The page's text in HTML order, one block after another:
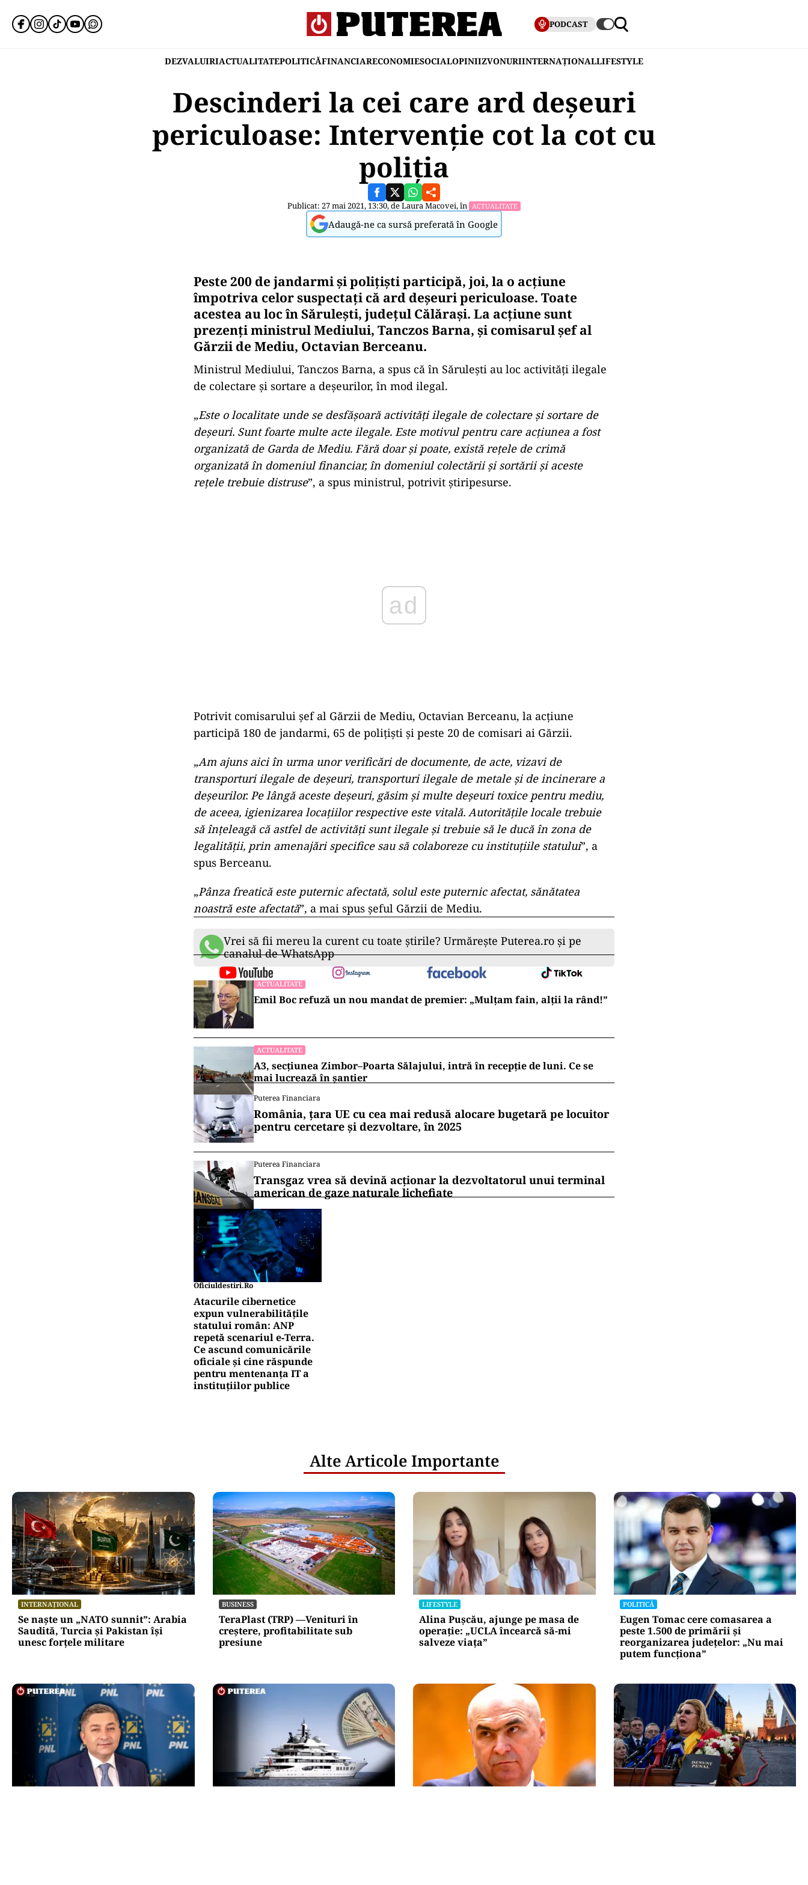
PODCAST
DEZVALUIRIACTUALITATEPOLITICĂFINANCIARECONOMIESOCIALOPINIIZVONURIINTERNAȚIONALLIFESTYLE
Descinderi la cei care ard deșeuri
periculoase: Intervenție cot la cot cu
poliția
Publicat: 27 mai 2021, 13:30, deLaura Macovei, în ACTUALITATE
Adaugă-ne ca sursă preferată în Google
Peste 200 de jandarmi și polițiști participă, joi, la o acțiune
împotriva celor suspectați că ard deșeuri periculoase. Toate
acestea au loc în Sărulești, județul Călărași. La acțiune sunt
prezenți ministrul Mediului, Tanczos Barna, și comisarul șef al
Gărzii de Mediu, Octavian Berceanu.
Ministrul Mediului, Tanczos Barna, a spus că în Sărulești au loc activități ilegale
de colectare și sortare a deșeurilor, în mod ilegal.
„Este o localitate unde se desfășoară activități ilegale de colectare și sortare de
deșeuri. Sunt foarte multe acte ilegale. Este motivul pentru care acțiunea a fost
organizată de Garda de Mediu. Fără doar și poate, există rețele de crimă
organizată în domeniul financiar, în domeniul colectării și sortării și aceste
rețele trebuie distruse”, a spus ministrul, potrivit știripesurse.
Potrivit comisarului șef al Gărzii de Mediu, Octavian Berceanu, la acțiune
participă 180 de jandarmi, 65 de polițiști și peste 20 de comisari ai Gărzii.
„Am ajuns aici în urma unor verificări de documente, de acte, vizavi de
transporturi ilegale de deșeuri, transporturi ilegale de metale și de incinerare a
deșeurilor. Pe lângă aceste deșeuri, găsim și multe deșeuri toxice pentru mediu,
de aceea, igienizarea locațiilor respective este vitală. Autoritățile locale trebuie
să înțeleagă că astfel de activități sunt ilegale și trebuie să le ducă în zona de
legalității, prin amenajări specifice sau să colaboreze cu instituțiile statului”, a
spus Berceanu.
„Pânza freatică este puternic afectată, solul este puternic afectat, sănătatea
noastră este afectată”, a mai spus șeful Gărzii de Mediu.
Vrei să fii mereu la curent cu toate știrile? Urmărește Puterea.ro și pe
canalul de WhatsApp
ACTUALITATE
Emil Boc refuză un nou mandat de premier: „Mulțam fain, alții la rând!”
ACTUALITATE
A3, secțiunea Zimbor–Poarta Sălajului, intră în recepție de luni. Ce se
mai lucrează în șantier
Puterea Financiara
România, țara UE cu cea mai redusă alocare bugetară pe locuitor
pentru cercetare și dezvoltare, în 2025
Puterea Financiara
Transgaz vrea să devină acționar la dezvoltatorul unui terminal
american de gaze naturale lichefiate
Oficiuldestiri.ro
Atacurile cibernetice
expun vulnerabilitățile
statului român: ANP
repetă scenariul e‑Terra.
Ce ascund comunicările
oficiale și cine răspunde
pentru mentenanța IT a
instituțiilor publice
Alte Articole Importante
INTERNAȚIONAL
Se naște un „NATO sunnit”: Arabia
Saudită, Turcia și Pakistan își
unesc forțele militare
BUSINESS
TeraPlast (TRP) —Venituri în
creștere, profitabilitate sub
presiune
LIFESTYLE
Alina Pușcău, ajunge pe masa de
operație: „UCLA încearcă să-mi
salveze viața”
POLITICĂ
Eugen Tomac cere comasarea a
peste 1.500 de primării și
reorganizarea județelor: „Nu mai
putem funcționa”